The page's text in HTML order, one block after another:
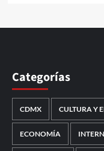
Categorías
CDMX CULTURA Y
ECONOMÍA